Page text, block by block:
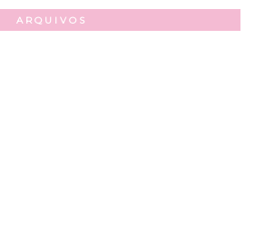
ARQUIVOS